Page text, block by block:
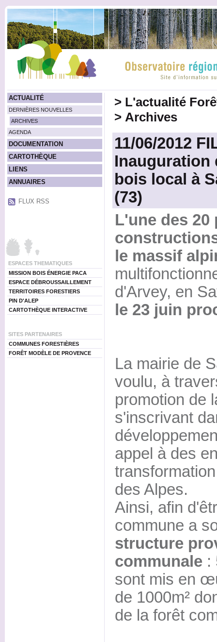
ACTUALITÉ
DERNIÈRES NOUVELLES
ARCHIVES
AGENDA
DOCUMENTATION
CARTOTHÈQUE
LIENS
ANNUAIRES
FLUX RSS
ESPACES THEMATIQUES
MISSION BOIS ÉNERGIE PACA
ESPACE DÉBROUSSAILLEMENT
TERRITOIRES FORESTIERS
PIN D'ALEP
CARTOTHÈQUE INTERACTIVE
SITES PARTENAIRES
COMMUNES FORESTIÈRES
FORÊT MODÈLE DE PROVENCE
> L'actualité
> Archives
11/06/2012
Inauguration
bois local à
(73)
L'une des 20
le massif
d'Arvey, en
le 23 juin
La mairie de
voulu, à
promotion de
s'inscrivant
appel à des
des Alpes.
Ainsi, afin
commune a
structure
communale:
sont mis en
de 1000m²
de la forêt